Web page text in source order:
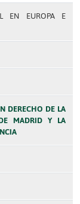
EN EUROPA E
DERECHO DE LA
MADRID Y LA